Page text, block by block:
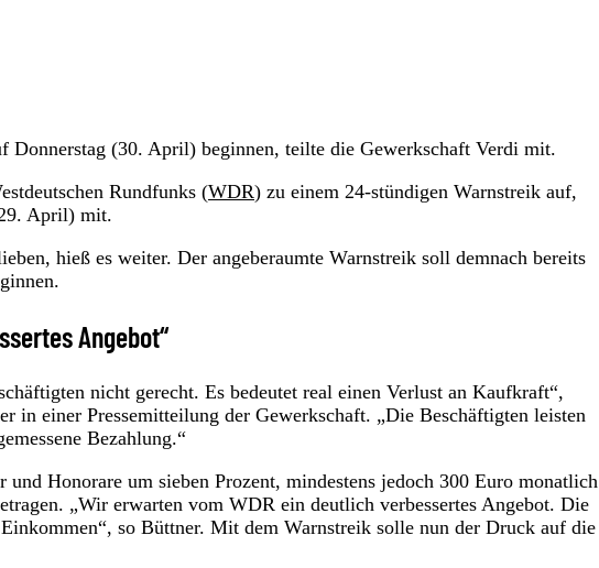
(30. April) beginnen, teilte die Gewerkschaft Verdi mit.
Rundfunks (WDR) zu einem 24-stündigen Warnstreik auf,
April) mit.
hieß es weiter. Der angeberaumte Warnstreik soll demnach bereits
Angebot“
nicht gerecht. Es bedeutet real einen Verlust an Kaufkraft“,
in einer Pressemitteilung der Gewerkschaft. „Die Beschäftigten leisten
Bezahlung.“
Honorare um sieben Prozent, mindestens jedoch 300 Euro monatlich
„Wir erwarten vom WDR ein deutlich verbessertes Angebot. Die
so Büttner. Mit dem Warnstreik solle nun der Druck auf die